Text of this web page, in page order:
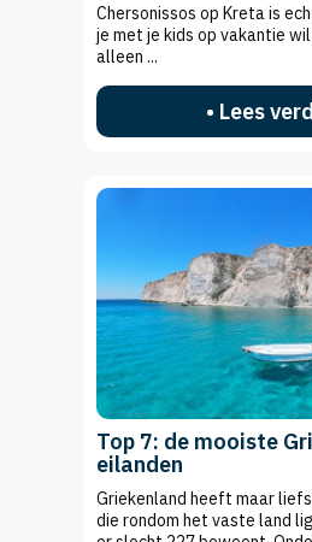
Chersonissos op Kreta is
je met je kids op vakantie
alleen ...
• Lees
Top 7: de mooiste
eilanden
Griekenland heeft maar
die rondom het vaste land